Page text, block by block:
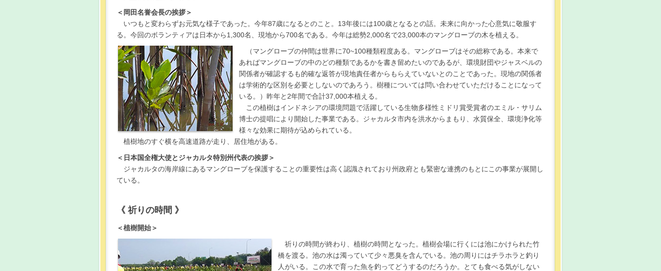
＜岡田名誉会長の挨拶＞
いつもと変わらずお元気な様子であった。今年87歳になるとのこと。13年後には100歳となるとの話。未来に向かった心意気に敬服す
る。今回のボランティアは日本から1,300名、現地から700名である。今年は総勢2,000名で23,000本のマングローブの木を植える。
（マングローブの仲間は世界に70~100種類程度ある。マングローブはその総称である。本来で
あればマングローブの中のどの種類であるかを書き留めたいのであるが、環境財団やジャスベルの
関係者が確認するも的確な返答が現地責任者からもらえていないとのことであった。現地の関係者
は学術的な区別を必要としないのであろう。樹種については問い合わせていただけることになって
いる。）昨年と2年間で合計37,000本植える。
この植樹はインドネシアの環境問題で活躍している生物多様性ミドリ賞受賞者のエミル・サリム
博士の提唱により開始した事業である。ジャカルタ市内を洪水からまもり、水質保全、環境浄化等
様々な効果に期待が込められている。
植樹地のすぐ横を高速道路が走り、居住地がある。
＜日本国全権大使とジャカルタ特別州代表の挨拶＞
ジャカルタの海岸線にあるマングローブを保護することの重要性は高く認識されており州政府とも緊密な連携のもとにこの事業が展開し
ている。
《 祈りの時間 》
＜植樹開始＞
祈りの時間が終わり、植樹の時間となった。植樹会場に行くには池にかけられた竹
橋を渡る。池の水は濁っていて少々悪臭を含んでいる。池の周りにはチラホラと釣り
人がいる。この水で育った魚を釣ってどうするのだろうか。とても食べる気がしない